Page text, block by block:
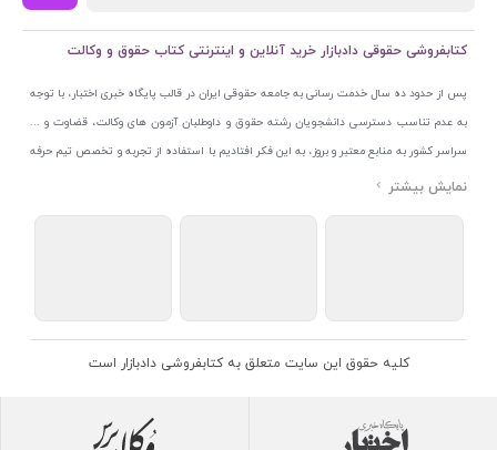
کتابفروشی حقوقی دادبازار خرید آنلاین و اینترنتی کتاب حقوق و وکالت
پس از حدود ده سال خدمت رسانی به جامعه حقوقی ایران در قالب پایگاه خبری اختبار، با توجه
به عدم تناسب دسترسی دانشجویان رشته حقوق و داوطلبان آزمون های وکالت، قضاوت و ...
سراسر کشور به منابع معتبر و بروز، به این فکر افتادیم با استفاده از تجربه و تخصص تیم حرفه
ای اختبار خدمتی جدید به جامعه حقوقی ایران ارائه کنیم. به این منظور با راه اندازی و تجهیز
اتحادیه ناشران و کتابفروشان تهران به منظور ارائه مطمئن ترین خدمات مجموعه بسیار کامل و
معتبری از کتاب های حقوقی را به علاقمندان عرضه کرده ایم. علاوه بر این با بهره گیری از فناوری
اندازی کردیم تا علاقمندان بتوانند با اطمینان کافی و به اتکای اعتبار این مجموعه قدیمی کتاب و
کلیه حقوق این سایت متعلق به کتابفروشی دادبازار است